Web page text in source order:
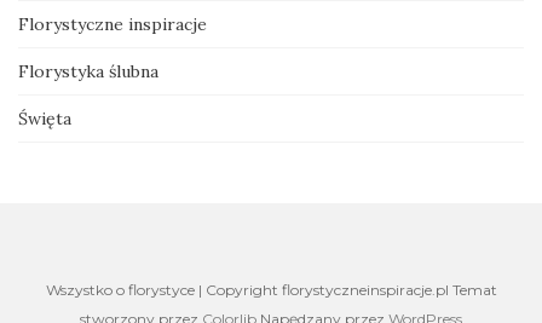
Florystyczne inspiracje
Florystyka ślubna
Święta
Wszystko o florystyce | Copyright florystyczneinspiracje.pl Temat
stworzony przez Colorlib Napędzany przez WordPress